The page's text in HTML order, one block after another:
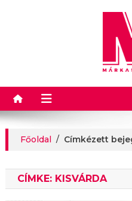
Főoldal / Címkézett
CÍMKE: KISVÁRDA